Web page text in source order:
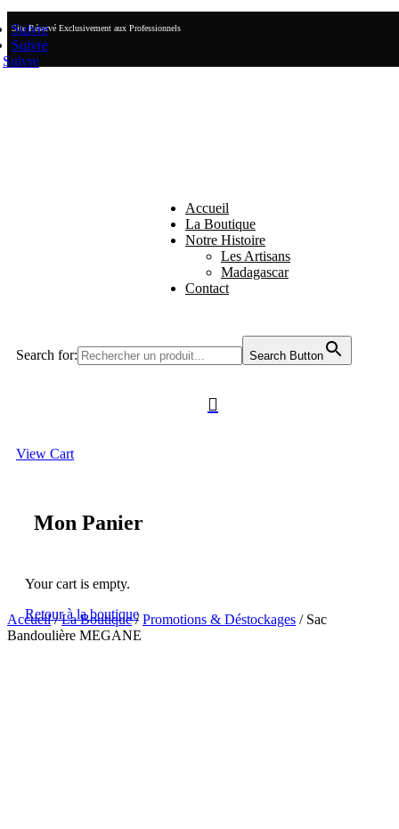
Site Réservé Exclusivement aux Professionnels
Suivre
Suivre
Suivre
Accueil
La Boutique
Notre Histoire
Les Artisans
Madagascar
Contact
Search for: Search Button

View Cart
Mon Panier
Your cart is empty.
Retour à la boutique
Accueil/La Boutique/Promotions & Déstockages / Sac
Bandoulière MEGANE